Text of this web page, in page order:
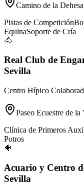
Camino de la
Pistas de Competición
EquinaSoporte de Cría
🐴
Real Club de
Sevilla
Centro Hípico
Paseo Ecuestre de
Clínica de Primeros
Potros
🐠
Acuario y Centro
Sevilla